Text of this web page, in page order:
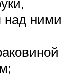
над ними